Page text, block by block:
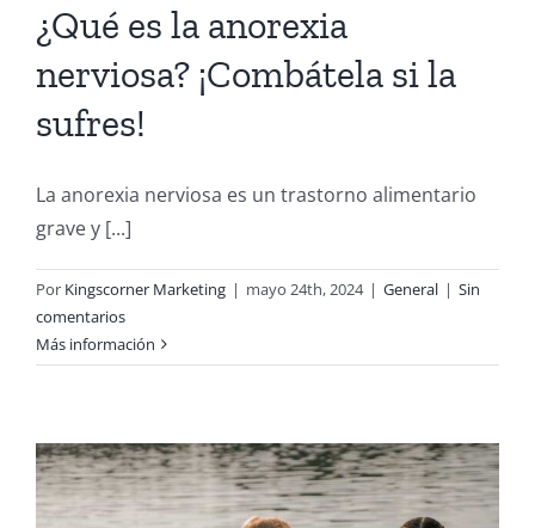
¿Qué es la anorexia
nerviosa? ¡Combátela si la
sufres!
La anorexia nerviosa es un trastorno alimentario
grave y [...]
Por Kingscorner Marketing | mayo 24th, 2024 | General | Sin
comentarios
Más información